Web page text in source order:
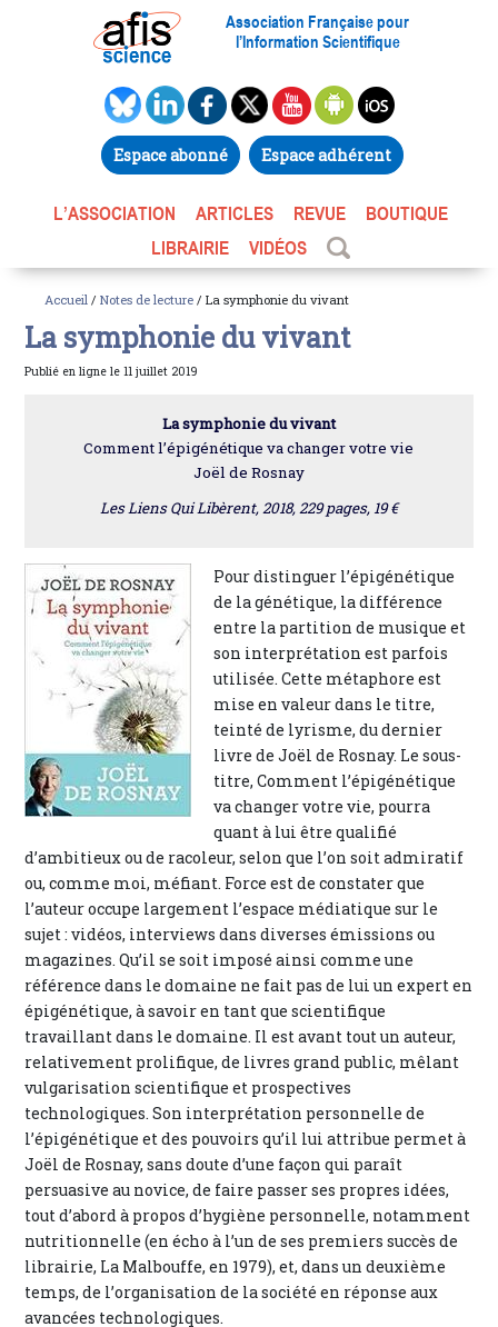
Association Française pour
l’Information Scientifique
Espace abonné Espace adhérent
L’ASSOCIATION ARTICLES REVUE
BOUTIQUE
LIBRAIRIE
VIDÉOS
Accueil / Notes de lecture / La symphonie du vivant
La symphonie du vivant
Publié en ligne le 11 juillet 2019
La symphonie du vivant
Comment l’épigénétique va changer votre vie
Joël de Rosnay
Les Liens Qui Libèrent, 2018, 229 pages, 19 €
Pour distinguer l’épigénétique
de la génétique, la différence
entre la partition de musique et
son interprétation est parfois
utilisée. Cette métaphore est
mise en valeur dans le titre,
teinté de lyrisme, du dernier
livre de Joël de Rosnay. Le sous-
titre, Comment l’épigénétique
va changer votre vie, pourra
quant à lui être qualifié
d’ambitieux ou de racoleur, selon que l’on soit admiratif
ou, comme moi, méfiant. Force est de constater que
l’auteur occupe largement l’espace médiatique sur le
sujet : vidéos, interviews dans diverses émissions ou
magazines. Qu’il se soit imposé ainsi comme une
référence dans le domaine ne fait pas de lui un expert en
épigénétique, à savoir en tant que scientifique
travaillant dans le domaine. Il est avant tout un auteur,
relativement prolifique, de livres grand public, mêlant
vulgarisation scientifique et prospectives
technologiques. Son interprétation personnelle de
l’épigénétique et des pouvoirs qu’il lui attribue permet à
Joël de Rosnay, sans doute d’une façon qui paraît
persuasive au novice, de faire passer ses propres idées,
tout d’abord à propos d’hygiène personnelle, notamment
nutritionnelle (en écho à l’un de ses premiers succès de
librairie, La Malbouffe, en 1979), et, dans un deuxième
temps, de l’organisation de la société en réponse aux
avancées technologiques.